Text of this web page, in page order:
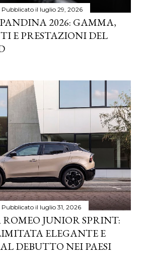
Pubblicato il luglio 29, 2026
2026: GAMMA,
E PRESTAZIONI DEL
Pubblicato il luglio 31, 2026
JUNIOR SPRINT:
ELEGANTE E
DEBUTTO NEI PAESI